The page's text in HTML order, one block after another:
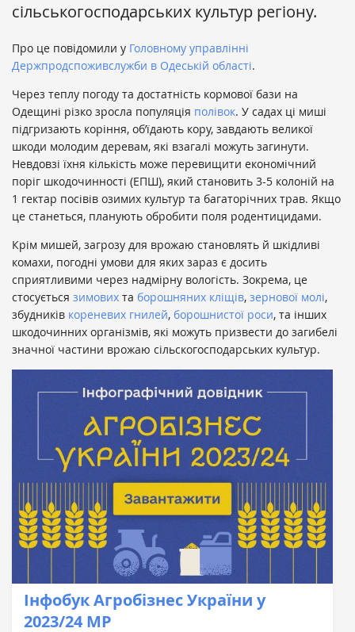
сільськогосподарських культур регіону.
Про це повідомили у Головному управлінні
Держпродспоживслужби в Одеській області.
Через теплу погоду та достатність кормової бази на
Одещині різко зросла популяція полівок. У садах ці миші
підгризають коріння, об’їдають кору, завдають великої
шкоди молодим деревам, які взагалі можуть загинути.
Невдовзі їхня кількість може перевищити економічний
поріг шкодочинності (ЕПШ), який становить 3-5 колоній на
1 гектар посівів озимих культур та багаторічних трав. Якщо
це станеться, планують обробити поля родентицидами.
Крім мишей, загрозу для врожаю становлять й шкідливі
комахи, погодні умови для яких зараз є досить
сприятливими через надмірну вологість. Зокрема, це
стосується зимових та борошняних кліщів, зернової молі,
збудників кореневих гнилей, борошнистої роси, та інших
шкодочинних організмів, які можуть призвести до загибелі
значної частини врожаю сільскогосподарських культур.
Інфобук Агробізнес України у
2023/24 МР